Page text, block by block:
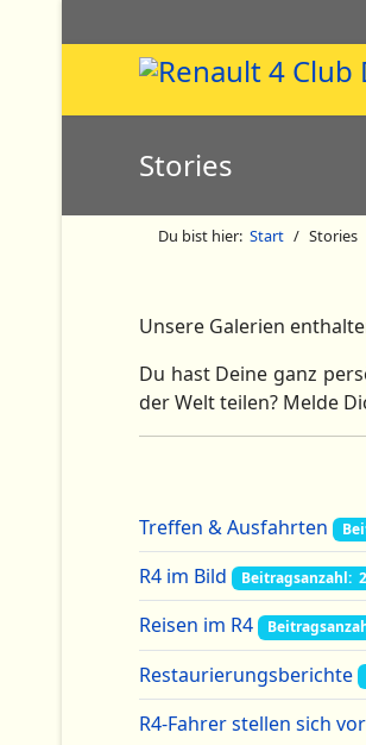
Stories
Du bist hier: Start Stories
Unsere Galerien
Du hast Deine ganz
der Welt teilen? Melde
Treffen & Ausfahrten
R4 im Bild Beitragsanzahl: 2
Reisen im R4
Restaurierungsberichte
R4-Fahrer stellen sich vor